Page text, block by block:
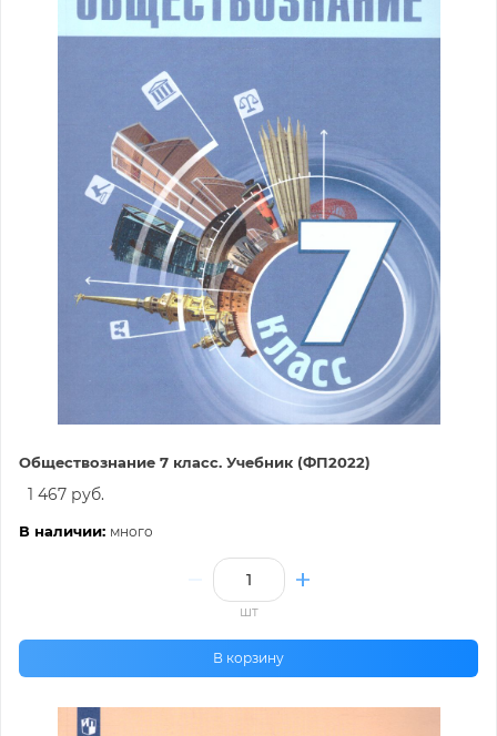
Обществознание 7 класс. Учебник (ФП2022)
1 467 руб.
В наличии: много
шт
В корзину